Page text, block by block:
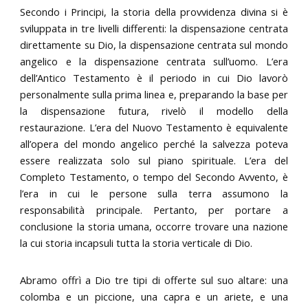
Secondo i Principi, la storia della provvidenza divina si è
sviluppata in tre livelli differenti: la dispensazione centrata
direttamente su Dio, la dispensazione centrata sul mondo
angelico e la dispensazione centrata sull’uomo. L’era
dell’Antico Testamento è il periodo in cui Dio lavorò
personalmente sulla prima linea e, preparando la base per
la dispensazione futura, rivelò il modello della
restaurazione. L’era del Nuovo Testamento è equivalente
all’opera del mondo angelico perché la salvezza poteva
essere realizzata solo sul piano spirituale. L’era del
Completo Testamento, o tempo del Secondo Avvento, è
l’era in cui le persone sulla terra assumono la
responsabilità principale. Pertanto, per portare a
conclusione la storia umana, occorre trovare una nazione
la cui storia incapsuli tutta la storia verticale di Dio.
Abramo offrì a Dio tre tipi di offerte sul suo altare: una
colomba e un piccione, una capra e un ariete, e una